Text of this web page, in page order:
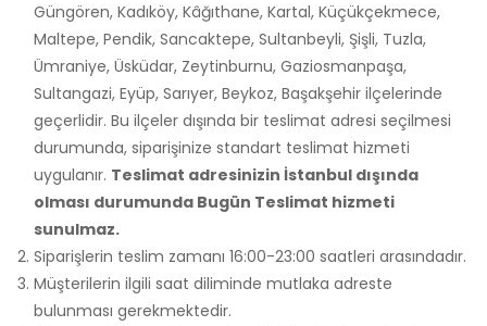
Güngören, Kadıköy, Kâğıthane, Kartal, Küçükçekmece,
Maltepe, Pendik, Sancaktepe, Sultanbeyli, Şişli, Tuzla,
Ümraniye, Üsküdar, Zeytinburnu, Gaziosmanpaşa,
Sultangazi, Eyüp, Sarıyer, Beykoz, Başakşehir ilçelerinde
geçerlidir. Bu ilçeler dışında bir teslimat adresi seçilmesi
durumunda, siparişinize standart teslimat hizmeti
uygulanır. Teslimat adresinizin İstanbul dışında
olması durumunda Bugün Teslimat hizmeti
sunulmaz.
Siparişlerin teslim zamanı 16:00-23:00 saatleri arasındadır.
Müşterilerin ilgili saat diliminde mutlaka adreste
bulunması gerekmektedir.